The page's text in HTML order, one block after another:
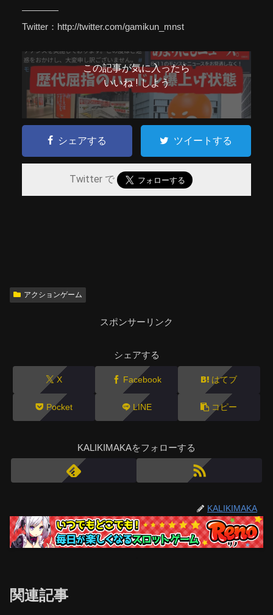
————
Twitter：http://twitter.com/gamikun_mnst
この記事が気に入ったら
いいね ! しよう
シェアする ツイートする
Twitter で
アクションゲーム
スポンサーリンク
シェアする
X Facebook はてブ
Pocket LINE コピー
KALIKIMAKAをフォローする
KALIKIMAKA
関連記事